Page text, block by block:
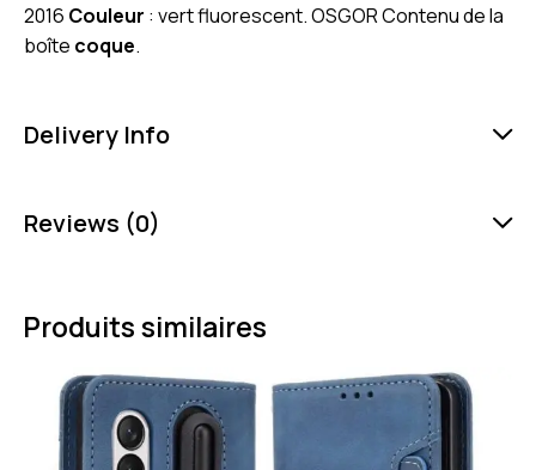
2016 Couleur : vert fluorescent. OSGOR Contenu de la
boîte coque.
Delivery Info
Reviews (0)
Produits similaires